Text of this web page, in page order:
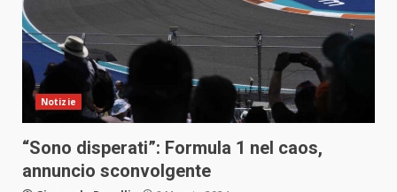
Notizie
“Sono disperati”: Formula 1 nel caos,
annuncio sconvolgente